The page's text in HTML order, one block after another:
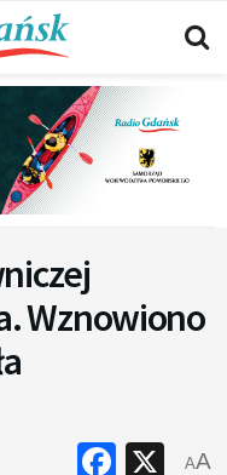
Wznowiono
X
AA